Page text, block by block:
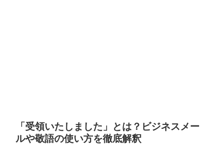
「受領いたしました」とは？ビジネスメー
ルや敬語の使い方を徹底解釈